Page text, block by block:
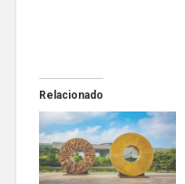
Relacionado